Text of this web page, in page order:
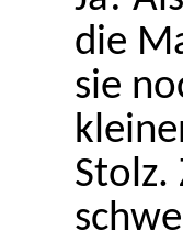
die
sie
Stolz.